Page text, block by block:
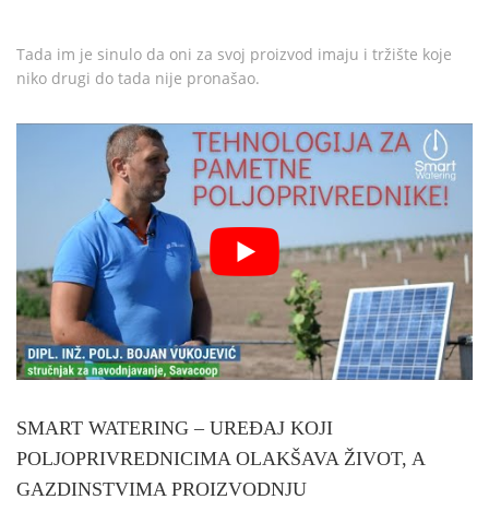
Tada im je sinulo da oni za svoj proizvod imaju i tržište koje
niko drugi do tada nije pronašao.
SMART WATERING – UREĐAJ KOJI
POLJOPRIVREDNICIMA OLAKŠAVA ŽIVOT, A
GAZDINSTVIMA PROIZVODNJU